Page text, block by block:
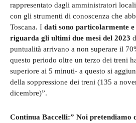
rappresentato dagli amministratori
con gli strumenti di conoscenza che
Toscana. I dati sono particolarmente
riguarda gli ultimi due mesi del 2023
puntualità arrivano a non superare il
questo periodo oltre un terzo dei treni
superiore ai 5 minuti- a questo si
della soppressione dei treni (135 a
dicembre)”.
Continua Baccelli:” Noi pretendiamo